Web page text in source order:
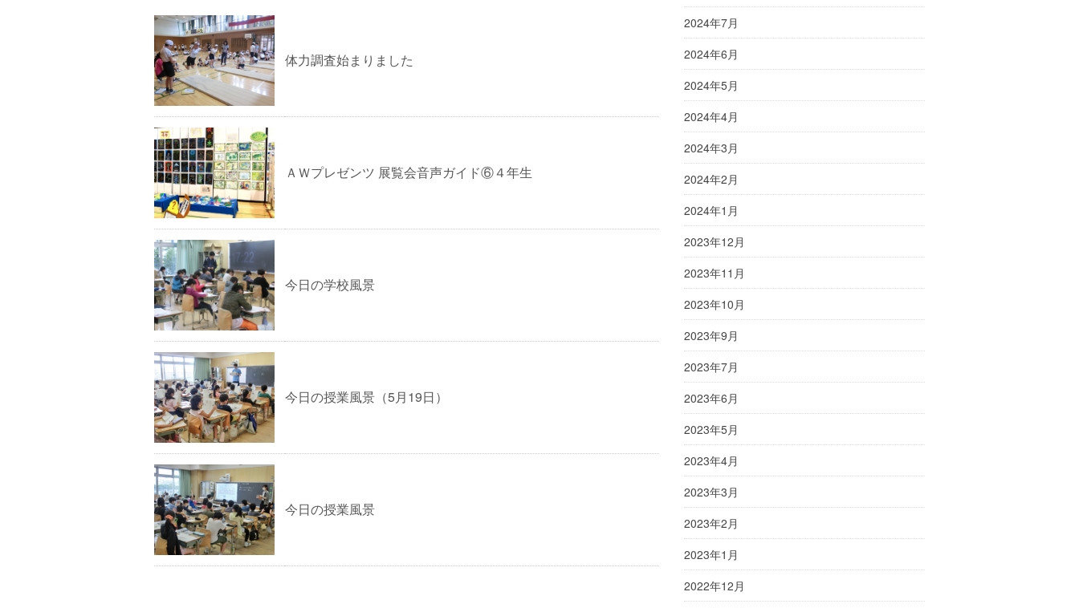
体力調査始まりました
ＡＷプレゼンツ 展覧会音声ガイド⑥４年生
今日の学校風景
今日の授業風景（5月19日）
今日の授業風景
2024年7月
2024年6月
2024年5月
2024年4月
2024年3月
2024年2月
2024年1月
2023年12月
2023年11月
2023年10月
2023年9月
2023年7月
2023年6月
2023年5月
2023年4月
2023年3月
2023年2月
2023年1月
2022年12月